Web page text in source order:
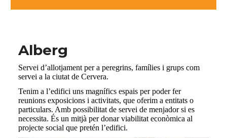
Alberg
Servei d’allotjament per a peregrins, famílies i grups com
servei a la ciutat de Cervera.
Tenim a l’edifici uns magnífics espais per poder fer
reunions exposicions i activitats, que oferim a entitats o
particulars. Amb possibilitat de servei de menjador si es
necessita. És un mitjà per donar viabilitat econòmica al
projecte social que pretén l’edifici.